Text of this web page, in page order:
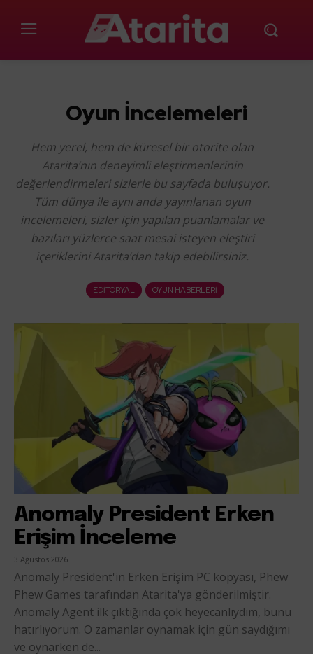
Oyun İncelemeleri
Hem yerel, hem de küresel bir otorite olan
Atarita’nın deneyimli eleştirmenlerinin
değerlendirmeleri sizlerle bu sayfada buluşuyor.
Tüm dünya ile aynı anda yayınlanan oyun
incelemeleri, sizler için yapılan puanlamalar ve
bazıları yüzlerce saat mesai isteyen eleştiri
içeriklerini Atarita’dan takip edebilirsiniz.
EDITORYAL OYUN HABERLERI
Anomaly President Erken
Erişim İnceleme
3 Ağustos 2026
Anomaly President'in Erken Erişim PC kopyası, Phew
Phew Games tarafından Atarita'ya gönderilmiştir.
Anomaly Agent ilk çıktığında çok heyecanlıydım, bunu
hatırlıyorum. O zamanlar oynamak için gün saydığımı
ve oynarken de...